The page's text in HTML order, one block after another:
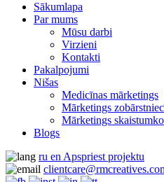
Sākumlapa
Par mums
Mūsu darbi
Virzieni
Kontakti
Pakalpojumi
Nišas
Medicīnas mārketings
Mārketings
Mārketings
Blogs
ru en Apspriest projektu